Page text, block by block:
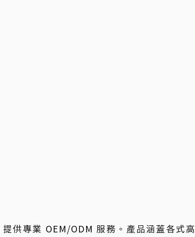
供專業 OEM/ODM 服務。產品涵蓋各式高